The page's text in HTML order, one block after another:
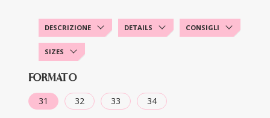
DESCRIZIONE DETAILS CONSIGLI
SIZES
FORMATO
31 32 33 34